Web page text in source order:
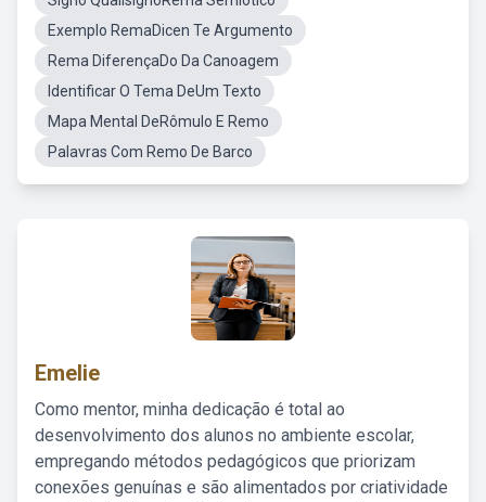
Exemplo RemaDicen Te Argumento
Rema DiferençaDo Da Canoagem
Identificar O Tema DeUm Texto
Mapa Mental DeRômulo E Remo
Palavras Com Remo De Barco
Emelie
Como mentor, minha dedicação é total ao
desenvolvimento dos alunos no ambiente escolar,
empregando métodos pedagógicos que priorizam
conexões genuínas e são alimentados por criatividade